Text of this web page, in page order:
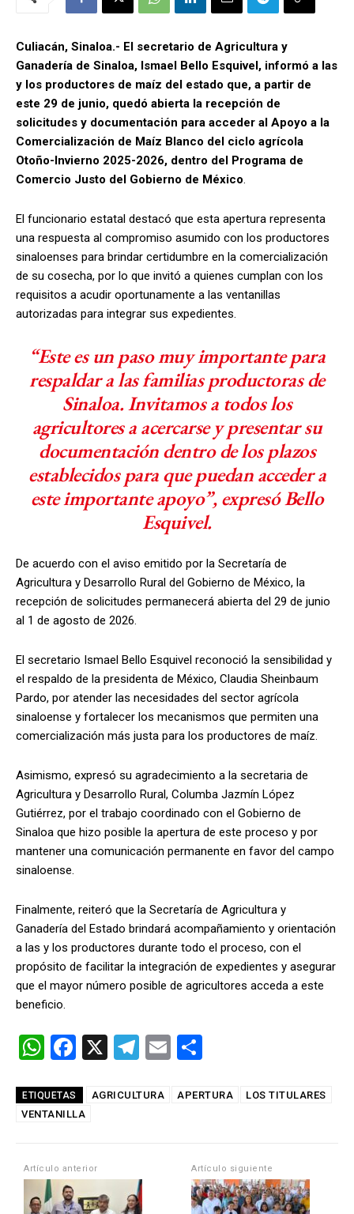
Culiacán, Sinaloa.- El secretario de Agricultura y
Ganadería de Sinaloa, Ismael Bello Esquivel, informó a las
y los productores de maíz del estado que, a partir de
este 29 de junio, quedó abierta la recepción de
solicitudes y documentación para acceder al Apoyo a la
Comercialización de Maíz Blanco del ciclo agrícola
Otoño-Invierno 2025-2026, dentro del Programa de
Comercio Justo del Gobierno de México.
El funcionario estatal destacó que esta apertura representa
una respuesta al compromiso asumido con los productores
sinaloenses para brindar certidumbre en la comercialización
de su cosecha, por lo que invitó a quienes cumplan con los
requisitos a acudir oportunamente a las ventanillas
autorizadas para integrar sus expedientes.
“Este es un paso muy importante para
respaldar a las familias productoras de
Sinaloa. Invitamos a todos los
agricultores a acercarse y presentar su
documentación dentro de los plazos
establecidos para que puedan acceder a
este importante apoyo”, expresó Bello
Esquivel.
De acuerdo con el aviso emitido por la Secretaría de
Agricultura y Desarrollo Rural del Gobierno de México, la
recepción de solicitudes permanecerá abierta del 29 de junio
al 1 de agosto de 2026.
El secretario Ismael Bello Esquivel reconoció la sensibilidad y
el respaldo de la presidenta de México, Claudia Sheinbaum
Pardo, por atender las necesidades del sector agrícola
sinaloense y fortalecer los mecanismos que permiten una
comercialización más justa para los productores de maíz.
Asimismo, expresó su agradecimiento a la secretaria de
Agricultura y Desarrollo Rural, Columba Jazmín López
Gutiérrez, por el trabajo coordinado con el Gobierno de
Sinaloa que hizo posible la apertura de este proceso y por
mantener una comunicación permanente en favor del campo
sinaloense.
Finalmente, reiteró que la Secretaría de Agricultura y
Ganadería del Estado brindará acompañamiento y orientación
a las y los productores durante todo el proceso, con el
propósito de facilitar la integración de expedientes y asegurar
que el mayor número posible de agricultores acceda a este
beneficio.
W
at
s
p
p
F
ce
b
o
k
X
T
e
m
E
ail m
tir
ETIQUETAS AGRICULTURA APERTURA
LOS TITULARES
VENTANILLA
Artículo anterior Artículo siguiente